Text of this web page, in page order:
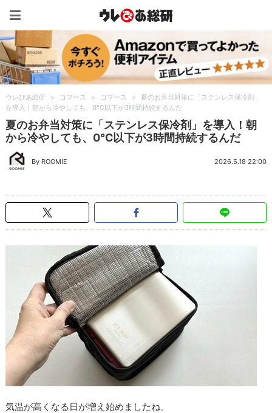
ウレぴあ総研 > コマース > コマース >
夏のお弁当対策に「ステンレス保冷剤」
を導入！朝から冷やしても、0℃以下が3時間持続するんだ
夏のお弁当対策に「ステンレス保冷剤」を導入！朝
から冷やしても、0℃以下が3時間持続するんだ
By ROOMIE 2026.5.18 22:00
気温が高くなる日が増え始めましたね。